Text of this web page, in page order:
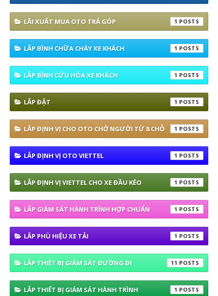
LÃI XUẤT MUA OTO TRẢ GÓP 1
LẮP BÌNH CHỮA CHÁY XE KHÁCH 1
LẮP BÌNH CỨU HÓA XE KHÁCH 1
LẮP ĐẶT 1
LẮP ĐỊNH VỊ CHO OTO CHỞ NGƯỜI TỪ 8 CHỖ 1
LẮP ĐỊNH VỊ OTO VIETTEL 1
LẮP ĐỊNH VỊ VIETTEL CHO XE ĐẦU KÉO 1
LẮP GIÁM SÁT HÀNH TRÌNH HỢP CHUẨN 1
LẮP PHÙ HIỆU XE TẢI 1
LẮP THIẾT BỊ GIÁM SÁT ĐƯỜNG ĐI 11
LẮP THIẾT BỊ GIÁM SÁT HÀNH TRÌNH 1